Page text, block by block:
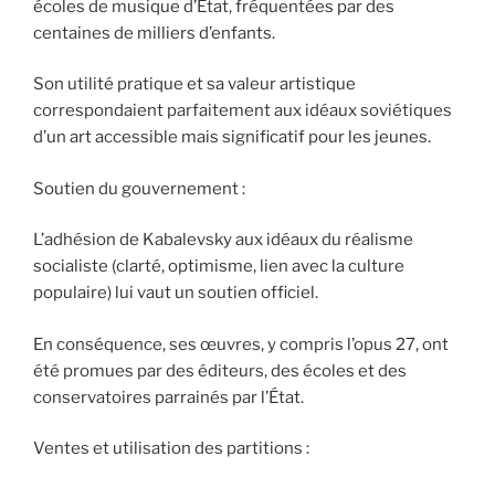
écoles de musique d’État, fréquentées par des
centaines de milliers d’enfants.
Son utilité pratique et sa valeur artistique
correspondaient parfaitement aux idéaux soviétiques
d’un art accessible mais significatif pour les jeunes.
Soutien du gouvernement :
L’adhésion de Kabalevsky aux idéaux du réalisme
socialiste (clarté, optimisme, lien avec la culture
populaire) lui vaut un soutien officiel.
En conséquence, ses œuvres, y compris l’opus 27, ont
été promues par des éditeurs, des écoles et des
conservatoires parrainés par l’État.
Ventes et utilisation des partitions :